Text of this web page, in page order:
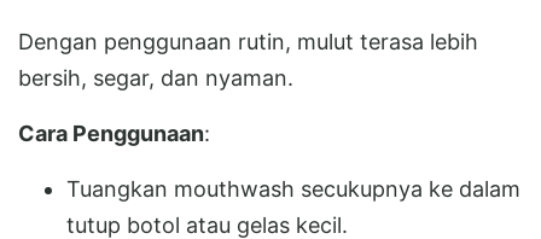
Dengan penggunaan rutin, mulut terasa lebih
bersih, segar, dan nyaman.
Cara Penggunaan:
Tuangkan mouthwash secukupnya ke dalam
tutup botol atau gelas kecil.